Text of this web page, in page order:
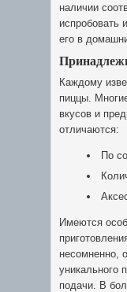
наличии
испробовать
его в
Каждому
пиццы.
вкусов и
отличаются:
По
Имеются
несомненно,
уникального
подачи. В